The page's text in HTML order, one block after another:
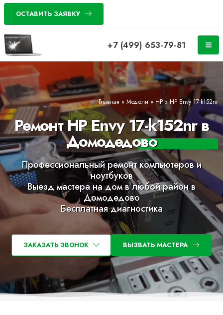
ОСТАВИТЬ ЗАЯВКУ
+7 (499) 653-79-81
Главная » Модели » HP »HP Envy 17-k152nr
Ремонт HP Envy 17-k152nr в
Домодедово
Профессиональный ремонт компьютеров и
ноутбуков
Выезд мастера на дом в любой район в
Домодедово
Бесплатная диагностика
ЗАКАЗАТЬ ЗВОНОК ВЫЗВАТЬ МАСТЕРА